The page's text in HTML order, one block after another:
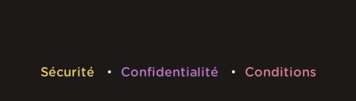
Sécurité Confidentialité Conditions